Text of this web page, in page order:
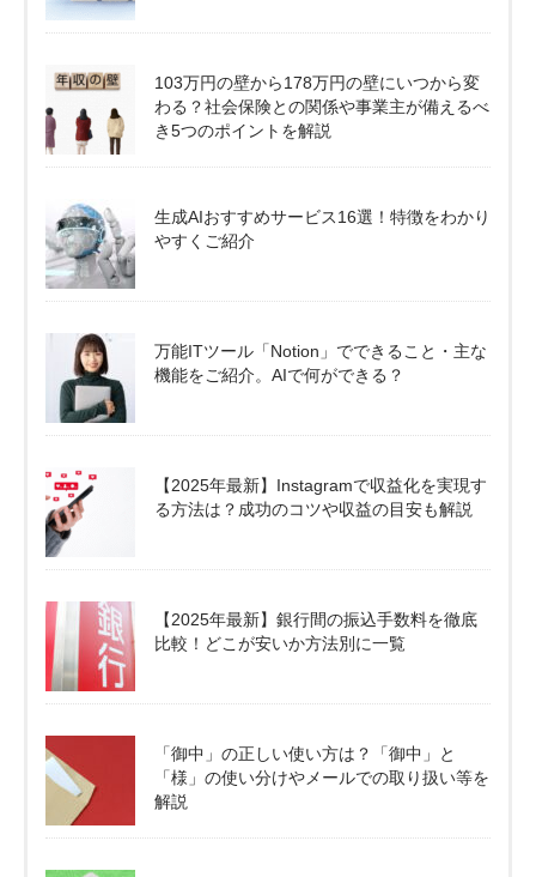
103万円の壁から178万円の壁にいつから変
わる？社会保険との関係や事業主が備えるべ
き5つのポイントを解説
生成AIおすすめサービス16選！特徴をわかり
やすくご紹介
万能ITツール「Notion」でできること・主な
機能をご紹介。AIで何ができる？
【2025年最新】Instagramで収益化を実現す
る方法は？成功のコツや収益の目安も解説
【2025年最新】銀行間の振込手数料を徹底
比較！どこが安いか方法別に一覧
「御中」の正しい使い方は？「御中」と
「様」の使い分けやメールでの取り扱い等を
解説